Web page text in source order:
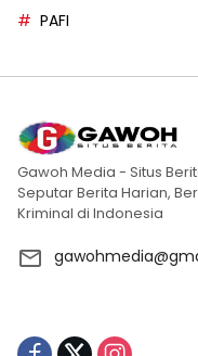
PAFI
Gawoh Media - Situs
Seputar Berita Harian,
Kriminal di Indonesia